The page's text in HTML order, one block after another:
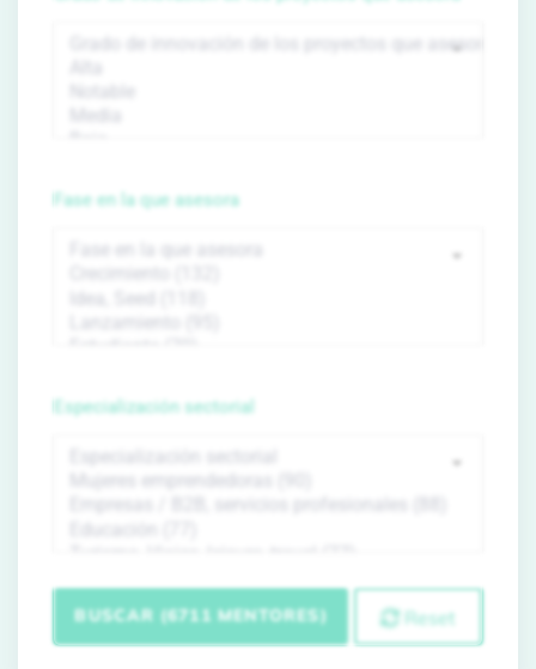
Fase en la que asesora
Especialización sectorial
BUSCAR (6711 MENTORES) Reset